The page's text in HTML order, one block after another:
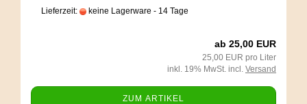
Lieferzeit: keine Lagerware - 14 Tage
ab 25,00 EUR
25,00 EUR pro Liter
inkl. 19% MwSt. incl. Versand
ZUM ARTIKEL